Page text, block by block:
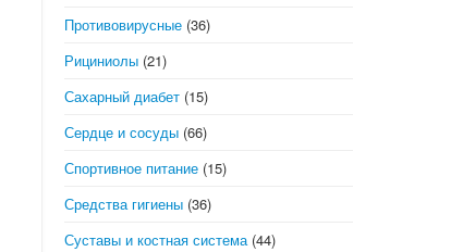
Противовирусные (36)
Рициниолы (21)
Сахарный диабет (15)
Сердце и сосуды (66)
Спортивное питание (15)
Средства гигиены (36)
Суставы и костная система (44)